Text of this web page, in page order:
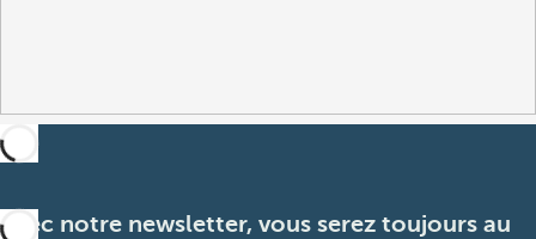
Avec notre newsletter, vous serez toujours au